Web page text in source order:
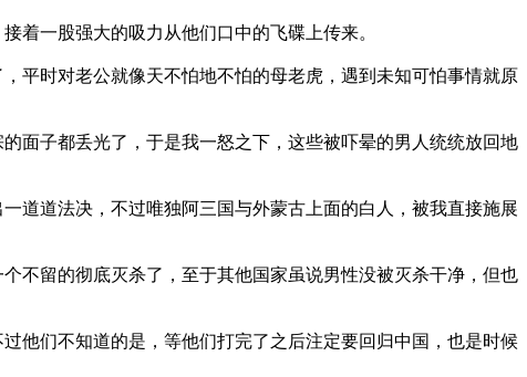
着一股强大的吸力从他们口中的飞碟上传来。
平时对老公就像天不怕地不怕的母老虎，遇到未知可怕事情就原
面子都丢光了，于是我一怒之下，这些被吓晕的男人统统放回地
道道法决，不过唯独阿三国与外蒙古上面的白人，被我直接施展
不留的彻底灭杀了，至于其他国家虽说男性没被灭杀干净，但也
他们不知道的是，等他们打完了之后注定要回归中国，也是时候